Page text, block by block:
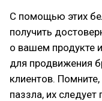
С помощью этих
получить
о вашем продукте
для продвижения
клиентов.
паззла, их